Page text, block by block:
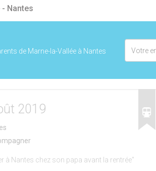
Nantes
de Marne-la-Vallée à Nantes
mail
2019
à Nantes chez son papa avant la rentrée"